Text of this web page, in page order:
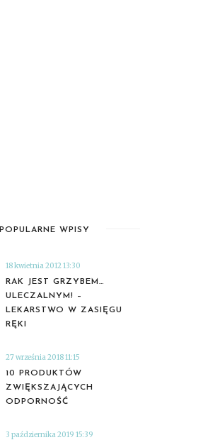
POPULARNE WPISY
18 kwietnia 2012 13:30
RAK JEST GRZYBEM…
ULECZALNYM! –
LEKARSTWO W ZASIĘGU
RĘKI
27 września 2018 11:15
10 PRODUKTÓW
ZWIĘKSZAJĄCYCH
ODPORNOŚĆ
3 października 2019 15:39